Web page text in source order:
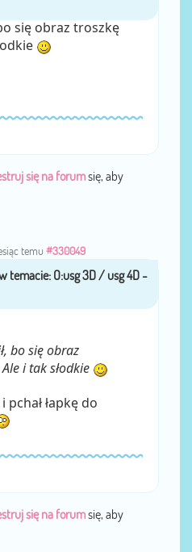
się obraz troszkę
się na forumsię, aby
temu #330049
bo się obraz
i tak słodkie
pchał łapkę do
się na forumsię, aby